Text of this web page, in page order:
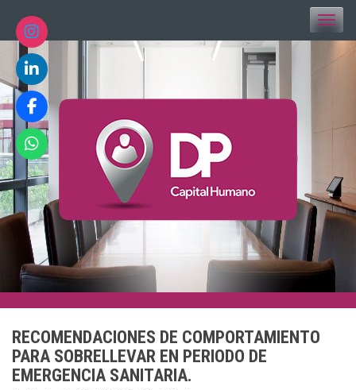
RECOMENDACIONES DE COMPORTAMIENTO
PARA SOBRELLEVAR EN PERIODO DE
EMERGENCIA SANITARIA.